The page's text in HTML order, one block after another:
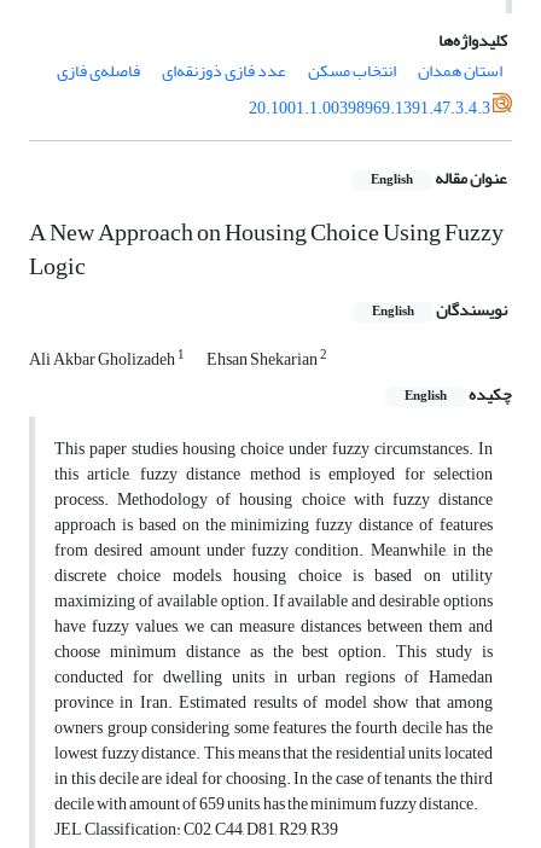
کلیدواژه‌ها
استان همدان
انتخاب مسکن عدد فازی ذوزنقه‌ای
فاصله‌ی فازی
20.1001.1.00398969.1391.47.3.4.3
عنوان مقاله English
A New Approach on Housing Choice Using Fuzzy
Logic
نویسندگان English
Ali Akbar Gholizadeh1 Ehsan Shekarian2
چکیده English
This paper studies housing choice under fuzzy circumstances. In
this article, fuzzy distance method is employed for selection
process. Methodology of housing choice with fuzzy distance
approach is based on the minimizing fuzzy distance of features
from desired amount under fuzzy condition. Meanwhile, in the
discrete choice models, housing choice is based on utility
maximizing of available option. If available and desirable options
have fuzzy values, we can measure distances between them and
choose minimum distance as the best option. This study is
conducted for dwelling units in urban regions of Hamedan
province in Iran. Estimated results of model show that among
owners group considering some features the fourth decile has the
lowest fuzzy distance. This means that the residential units located
in this decile are ideal for choosing. In the case of tenants, the third
decile with amount of 659 units, has the minimum fuzzy distance.
JEL Classification: C02, C44, D81, R29, R39